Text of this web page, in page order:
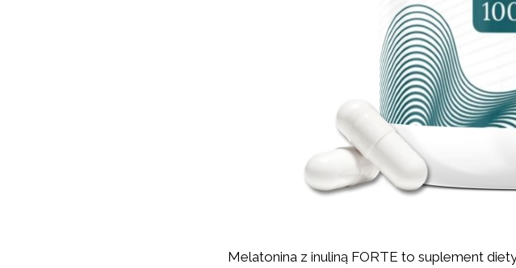
Melatonina z inuliną FORTE to suplement